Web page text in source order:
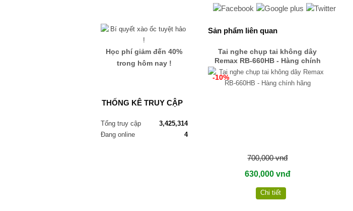
Sản phẩm liên quan
Tai nghe chụp tai không dây
Remax RB-660HB - Hàng chính
hãng
-10%
700,000 vnđ
630,000 vnđ
Chi tiết
Học phí giảm đến 40%
trong hôm nay !
THỐNG KÊ TRUY CẬP
Tổng truy cập
3,425,314
Đang online
4